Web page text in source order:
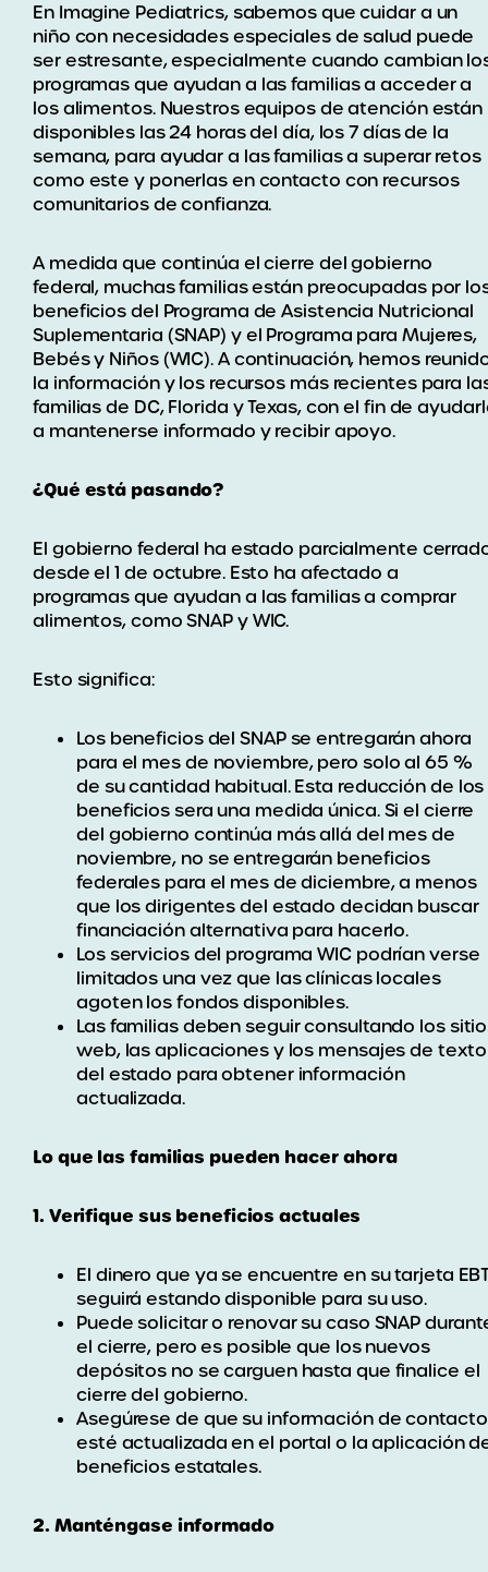
En Imagine Pediatrics, sabemos que cuidar a un
niño con necesidades especiales de salud puede
ser estresante, especialmente cuando cambian
programas que ayudan a las familias a acceder a
los alimentos. Nuestros equipos de atención están
disponibles las 24 horas del día, los 7 días de la
semana, para ayudar a las familias a superar retos
como este y ponerlas en contacto con recursos
comunitarios de confianza.
A medida que continúa el cierre del gobierno
federal, muchas familias están preocupadas por
beneficios del Programa de Asistencia Nutricional
Suplementaria (SNAP) y el Programa para Mujeres,
Bebés y Niños (WIC). A continuación, hemos
la información y los recursos más recientes para
familias de DC, Florida y Texas, con el fin de
a mantenerse informado y recibir apoyo.
¿Qué está pasando?
El gobierno federal ha estado parcialmente
desde el 1 de octubre. Esto ha afectado a
programas que ayudan a las familias a comprar
alimentos, como SNAP y WIC.
Esto significa:
Los beneficios del SNAP se entregarán ahora
para el mes de noviembre, pero solo al 65 %
de su cantidad habitual. Esta reducción de los
beneficios sera una medida única. Si el cierre
del gobierno continúa más allá del mes de
noviembre, no se entregarán beneficios
federales para el mes de diciembre, a menos
que los dirigentes del estado decidan buscar
financiación alternativa para hacerlo.
Los servicios del programa WIC podrían verse
limitados una vez que las clínicas locales
agoten los fondos disponibles.
Las familias deben seguir consultando los
web, las aplicaciones y los mensajes de texto
del estado para obtener información
actualizada.
Lo que las familias pueden hacer ahora
1. Verifique sus beneficios actuales
El dinero que ya se encuentre en su tarjeta
seguirá estando disponible para su uso.
Puede solicitar o renovar su caso SNAP
el cierre, pero es posible que los nuevos
depósitos no se carguen hasta que finalice el
cierre del gobierno.
Asegúrese de que su información de contacto
esté actualizada en el portal o la aplicación
beneficios estatales.
2. Manténgase informado